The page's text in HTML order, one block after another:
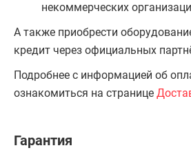
некоммерческих
А также приобрести
кредит через официальных
Подробнее с информацией об
ознакомиться на странице
Гарантия